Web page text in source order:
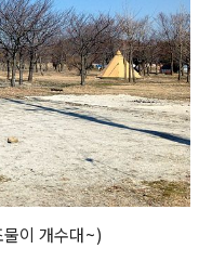
물이 개수대~)